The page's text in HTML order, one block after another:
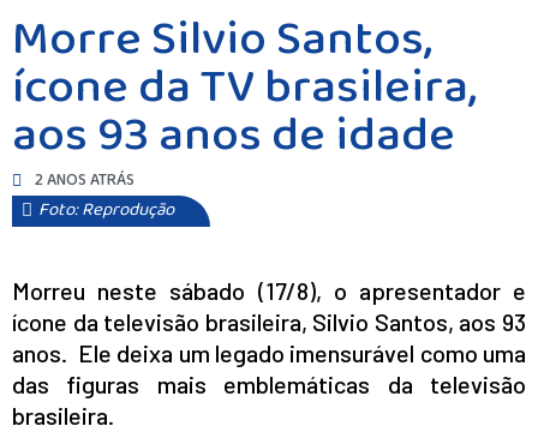
Morre Silvio Santos,
ícone da TV brasileira,
aos 93 anos de idade
2 ANOS ATRÁS
Foto: Reprodução
Morreu neste sábado (17/8), o apresentador e
ícone da televisão brasileira, Silvio Santos, aos 93
anos. Ele deixa um legado imensurável como uma
das figuras mais emblemáticas da televisão
brasileira.